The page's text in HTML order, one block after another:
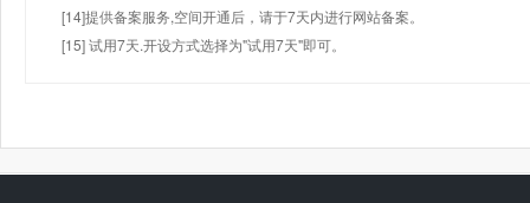
[14]提供备案服务,空间开通后，请于7天内进行网站备案。
[15] 试用7天.开设方式选择为"试用7天"即可。